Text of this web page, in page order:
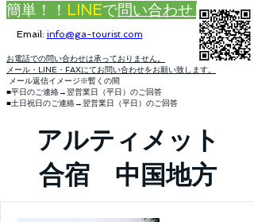
Email: info@ga-tourist.com
簡単！！ LINEで問い合わせ
お電話での問い合わせは承っておりません。
メール・LINE・FAXにてお問い合わせをお願い致します。
メール返信イメージ※暫くの間
■平日のご連絡→翌営業日（平日）のご回答
■土日祝日のご連絡→翌営業日（平日）のご回答
アルティメット
合宿 中国地方